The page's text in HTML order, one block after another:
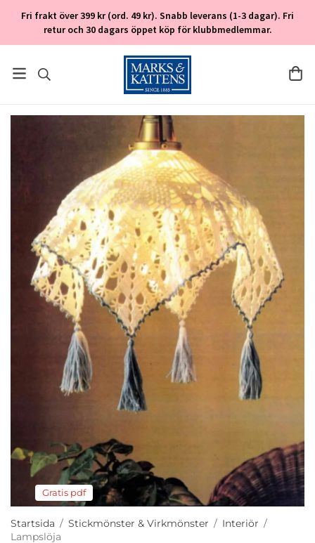
Fri frakt över 399 kr (ord. 49 kr). Snabb leverans (1-3 dagar). Fri
retur och 30 dagars öppet köp för klubbmedlemmar.
Gratis pdf
Startsida / Stickmönster & Virkmönster / Interiör /
Lampslöja